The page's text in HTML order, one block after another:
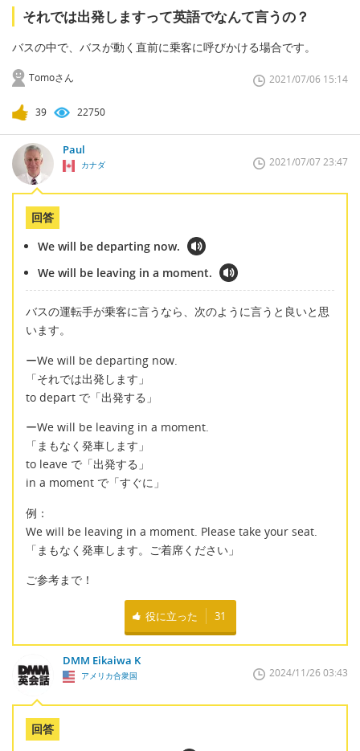
それでは出発しますって英語でなんて言うの？
バスの中で、バスが動く直前に乗客に呼びかける場合です。
Tomoさん 2021/07/06 15:14
39 22750
Paul
カナダ 2021/07/07 23:47
回答
We will be departing now.
We will be leaving in a moment.
バスの運転手が乗客に言うなら、次のように言うと良いと思
います。
ーWe will be departing now.
「それでは出発します」
to depart で「出発する」
ーWe will be leaving in a moment.
「まもなく発車します」
to leave で「出発する」
in a moment で「すぐに」
例：
We will be leaving in a moment. Please take your seat.
「まもなく発車します。ご着席ください」
ご参考まで！
役に立った 31
DMM Eikaiwa K
アメリカ合衆国 2024/11/26 03:43
回答